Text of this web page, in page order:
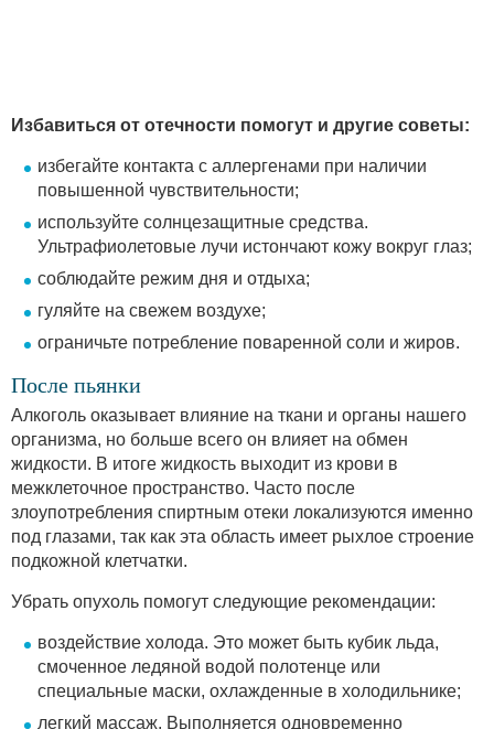
Избавиться от отечности помогут и другие советы:
избегайте контакта с аллергенами при наличии
повышенной чувствительности;
используйте солнцезащитные средства.
Ультрафиолетовые лучи истончают кожу вокруг глаз;
соблюдайте режим дня и отдыха;
гуляйте на свежем воздухе;
ограничьте потребление поваренной соли и жиров.
После пьянки
Алкоголь оказывает влияние на ткани и органы нашего
организма, но больше всего он влияет на обмен
жидкости. В итоге жидкость выходит из крови в
межклеточное пространство. Часто после
злоупотребления спиртным отеки локализуются именно
под глазами, так как эта область имеет рыхлое строение
подкожной клетчатки.
Убрать опухоль помогут следующие рекомендации:
воздействие холода. Это может быть кубик льда,
смоченное ледяной водой полотенце или
специальные маски, охлажденные в холодильнике;
легкий массаж. Выполняется одновременно